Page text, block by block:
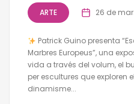
ARTE 26 de
Patrick Guino presenta
Marbres Europeus”, una
vida a través del volum, el
per escultures que exploren
dinamisme...